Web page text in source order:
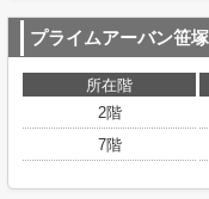
プライムアーバン笹塚
所在階
2階
7階